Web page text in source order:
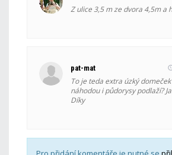
Z ulice 3,5 m ze dvora 4,5m a
pat-mat
To je teda extra úzký
náhodou i půdorysy podlaží?
Díky